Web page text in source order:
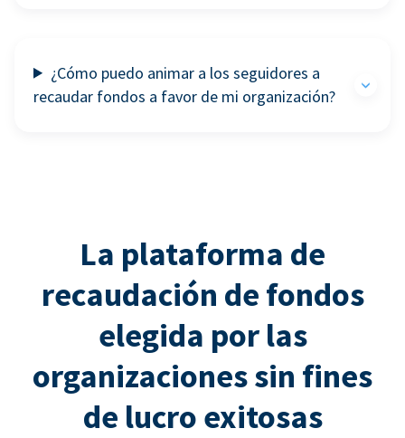
¿Cómo puedo animar a los seguidores a
recaudar fondos a favor de mi organización?
La plataforma de
recaudación de fondos
elegida por las
organizaciones sin fines
de lucro exitosas